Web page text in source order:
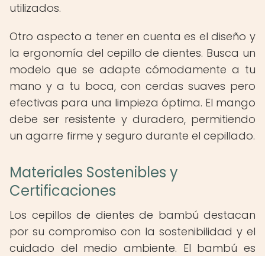
utilizados.
Otro aspecto a tener en cuenta es el diseño y
la ergonomía del cepillo de dientes. Busca un
modelo que se adapte cómodamente a tu
mano y a tu boca, con cerdas suaves pero
efectivas para una limpieza óptima. El mango
debe ser resistente y duradero, permitiendo
un agarre firme y seguro durante el cepillado.
Materiales Sostenibles y
Certificaciones
Los cepillos de dientes de bambú destacan
por su compromiso con la sostenibilidad y el
cuidado del medio ambiente. El bambú es